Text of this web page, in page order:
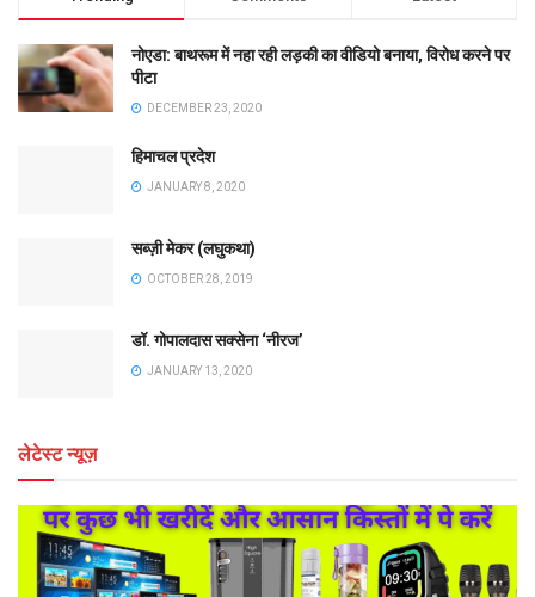
नोएडा: बाथरूम में नहा रही लड़की का वीडियो बनाया, विरोध करने पर
पीटा
DECEMBER 23, 2020
हिमाचल प्रदेश
JANUARY 8, 2020
सब्ज़ी मेकर (लघुकथा)
OCTOBER 28, 2019
डॉ. गोपालदास सक्सेना ‘नीरज’
JANUARY 13, 2020
लेटेस्ट न्यूज़